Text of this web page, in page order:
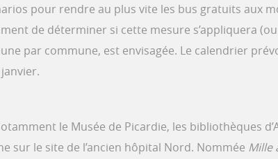
pour rendre au plus vite les bus gratuits aux
de déterminer si cette mesure s’appliquera
par commune, est envisagée. Le calendrier
le Musée de Picardie, les bibliothèques
sur le site de l’ancien hôpital Nord. Nommée Mille